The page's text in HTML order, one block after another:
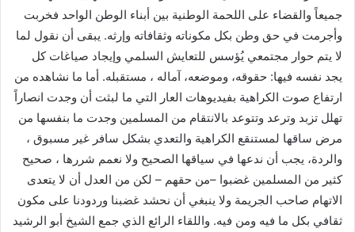
جميعاً والقضاء على اللحمة الوطنية بين أبناء الوطن الواحد فخربت
وأجرمت في حق وطن بكل مكوناته وثقافاته وإرثه. يبقى أن نقول لما
لا يتم حوار مجتمعي يُؤسس للتعايش السلمي وإيجاد صياغات كل
يجد نفسه فيها: حقوقه، وموضعه، آماله ، مستقبله. أما ما نشاهده من
ارتفاع صوت الكراهية بفيديوهات العار التي ما لبثت أن وجدت انصاراً
تهلل تزبد وترعد وتتوعد بالانتقام من المسلمين وجدت ما بنفسها من
مرض ساقها لمستنقع الكراهية والتعدي بشكل سافر غير مسبوق ،
والردة، يجب أن ندعها في سياقها الصحيح ولا نعمم شررها ، صحيح
كثير من المسلمين غضبوا –من حقهم – لكن من العدل أن لا يتعدى
الاتهام صاحب الجريمة ولا ينبغي أن نحشد غضبنا وردودنا على مكون
ثقافي بكل ما فيه ومن فيه. واللقاء الرائع الذي جمع الشيخ أبو الرشيد